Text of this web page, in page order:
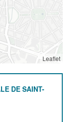
Leaflet
DE SAINT-